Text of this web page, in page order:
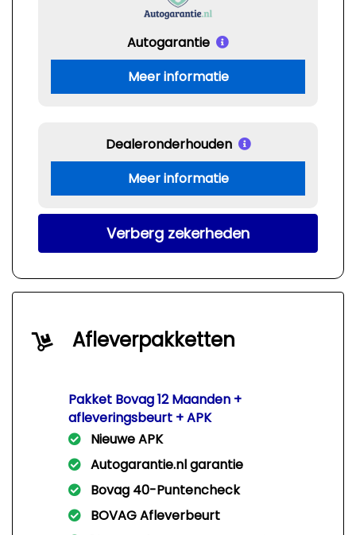
Autogarantie
Meer informatie
Dealeronderhouden
Meer informatie
Verberg zekerheden
Afleverpakketten
Pakket Bovag 12 Maanden +
afleveringsbeurt + APK
Nieuwe APK
Autogarantie.nl garantie
Bovag 40-Puntencheck
BOVAG Afleverbeurt